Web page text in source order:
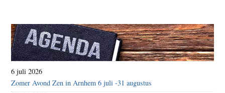
6 juli 2026
Zomer Avond Zen in Arnhem 6 juli -31 augustus